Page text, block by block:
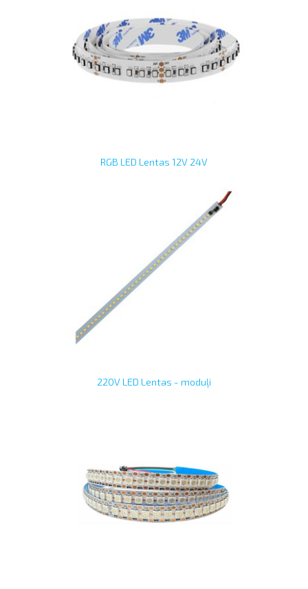
RGB LED Lentas 12V 24V
220V LED Lentas - moduļi